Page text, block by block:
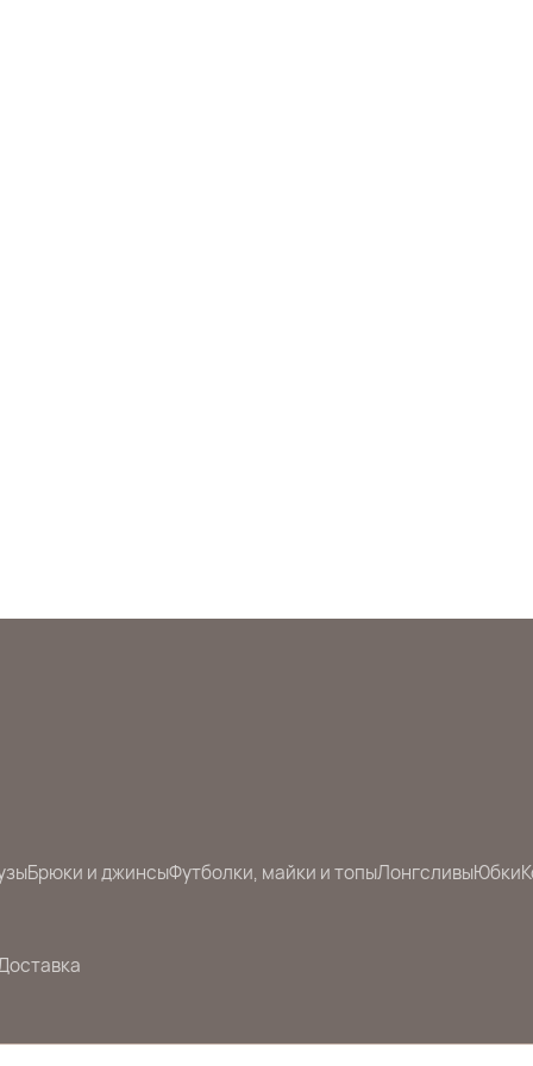
Брюки и джинсыФутболки, майки и топыЛонгсливыЮбки